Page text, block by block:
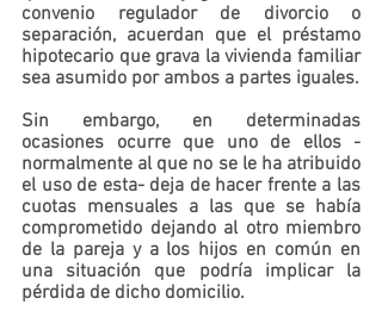
convenio regulador de divorcio o
separación, acuerdan que el préstamo
hipotecario que grava la vivienda familiar
sea asumido por ambos a partes iguales.
Sin embargo, en determinadas
ocasiones ocurre que uno de ellos -
normalmente al que no se le ha atribuido
el uso de esta- deja de hacer frente a las
cuotas mensuales a las que se había
comprometido dejando al otro miembro
de la pareja y a los hijos en común en
una situación que podría implicar la
pérdida de dicho domicilio.